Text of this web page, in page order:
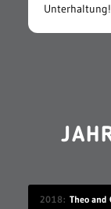
Unterhaltung!
2018 Theo and